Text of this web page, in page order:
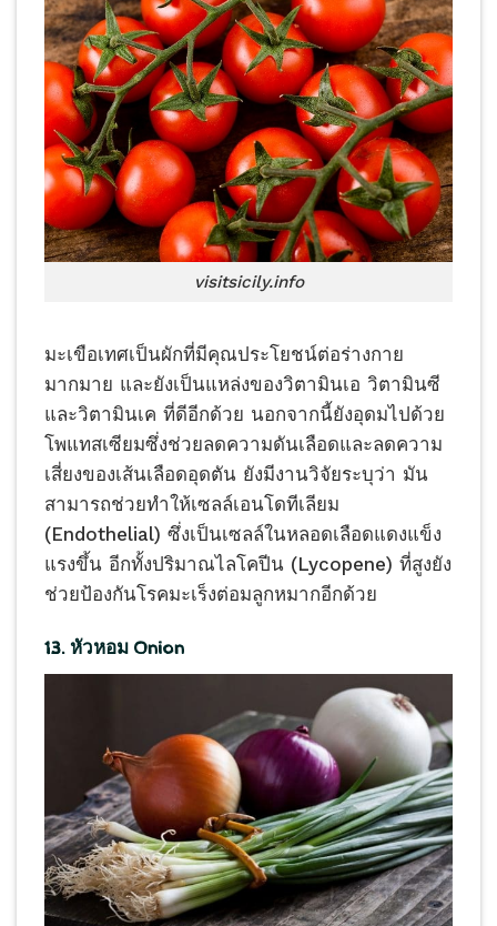
visitsicily.info
มะเขือเทศเป็นผักที่มีคุณประโยชน์ต่อร่างกาย
มากมาย และยังเป็นแหล่งของวิตามินเอ วิตามินซี
และวิตามินเค ที่ดีอีกด้วย นอกจากนี้ยังอุดมไปด้วย
โพแทสเซียมซึ่งช่วยลดความดันเลือดและลดความ
เสี่ยงของเส้นเลือดอุดตัน ยังมีงานวิจัยระบุว่า มัน
สามารถช่วยทำให้เซลล์เอนโดทีเลียม
(Endothelial) ซึ่งเป็นเซลล์ในหลอดเลือดแดงแข็ง
แรงขึ้น อีกทั้งปริมาณไลโคปีน (Lycopene) ที่สูงยัง
ช่วยป้องกันโรคมะเร็งต่อมลูกหมากอีกด้วย
13. หัวหอม Onion